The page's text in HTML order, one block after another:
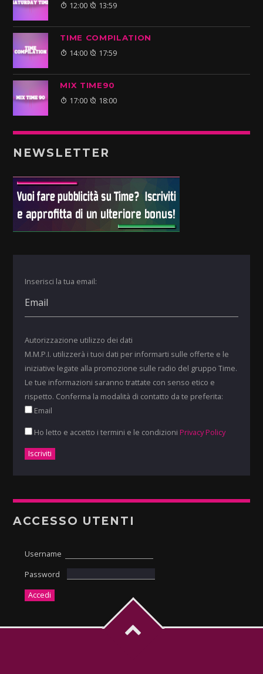
12:00 13:59
TIME COMPILATION
14:00 17:59
MIX TIME90
17:00 18:00
NEWSLETTER
Inserisci la tua email:
Autorizzazione utilizzo dei dati
M.M.P.I. utilizzerà i tuoi dati per informarti sulle offerte e le
iniziative legate alla promozione sulle radio del gruppo Time.
Le tue informazioni saranno trattate con senso etico e
rispetto. Conferma la modalità di contatto da te preferita:
Email
Ho letto e accetto i termini e le condizioni Privacy Policy
ACCESSO UTENTI
Username
Password